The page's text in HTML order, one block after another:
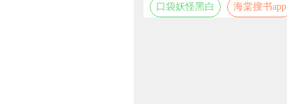
口袋妖怪黑白 海棠搜书app